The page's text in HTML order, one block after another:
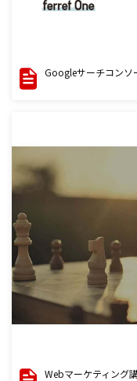
Googleサーチコンソ
Webマーケティング